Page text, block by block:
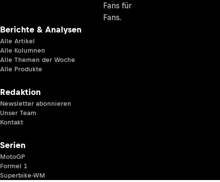
Fans für
Fans.
Berichte & Analysen
Alle Artikel
Alle Kolumnen
Alle Themen der Woche
Alle Produkte
Redaktion
Newsletter abonnieren
Unser Team
Kontakt
Serien
MotoGP
Formel 1
Superbike-WM